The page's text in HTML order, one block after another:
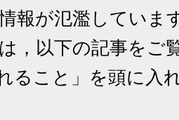
報が氾濫していま
，以下の記事をご
ること」を頭に入